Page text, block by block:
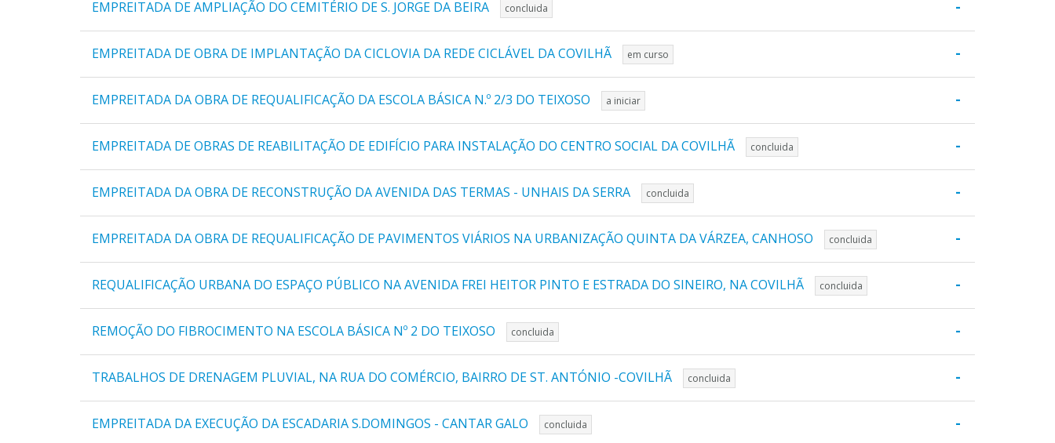
-
EMPREITADA DE AMPLIAÇÃO DO CEMITÉRIO DE S. JORGE DA BEIRA concluida
-
EMPREITADA DE OBRA DE IMPLANTAÇÃO DA CICLOVIA DA REDE CICLÁVEL DA COVILHÃ em curso
-
EMPREITADA DA OBRA DE REQUALIFICAÇÃO DA ESCOLA BÁSICA N.º 2/3 DO TEIXOSO a iniciar
-
EMPREITADA DE OBRAS DE REABILITAÇÃO DE EDIFÍCIO PARA INSTALAÇÃO DO CENTRO SOCIAL DA COVILHÃ concluida
-
EMPREITADA DA OBRA DE RECONSTRUÇÃO DA AVENIDA DAS TERMAS - UNHAIS DA SERRA concluida
-
EMPREITADA DA OBRA DE REQUALIFICAÇÃO DE PAVIMENTOS VIÁRIOS NA URBANIZAÇÃO QUINTA DA VÁRZEA, CANHOSO concluida
-
REQUALIFICAÇÃO URBANA DO ESPAÇO PÚBLICO NA AVENIDA FREI HEITOR PINTO E ESTRADA DO SINEIRO, NA COVILHÃ concluida
-
REMOÇÃO DO FIBROCIMENTO NA ESCOLA BÁSICA Nº 2 DO TEIXOSO concluida
-
TRABALHOS DE DRENAGEM PLUVIAL, NA RUA DO COMÉRCIO, BAIRRO DE ST. ANTÓNIO -COVILHÃ concluida
-
EMPREITADA DA EXECUÇÃO DA ESCADARIA S.DOMINGOS - CANTAR GALO concluida